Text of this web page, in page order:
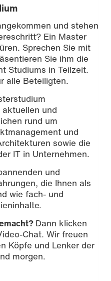
und stehen
Ein Master
Sprechen Sie mit
Sie ihm die
Studiums in Teilzeit.
alle Beteiligten.
und
rund um
und
sowie die
IT in Unternehmen.
und
die Ihnen als
wie fach- und
Dann klicken
Chat. Wir freuen
Köpfe und Lenker der
morgen.